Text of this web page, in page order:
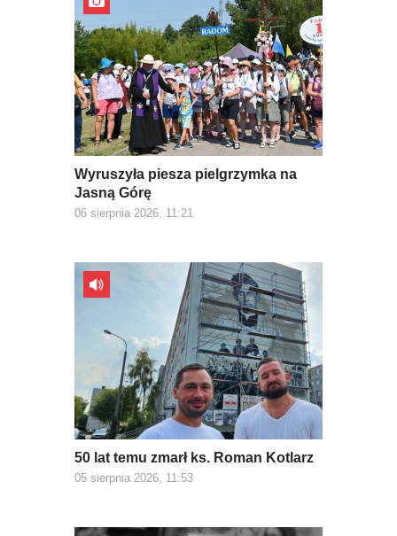
Wyruszyła piesza pielgrzymka na
Jasną Górę
06 sierpnia 2026, 11:21
50 lat temu zmarł ks. Roman Kotlarz
05 sierpnia 2026, 11:53